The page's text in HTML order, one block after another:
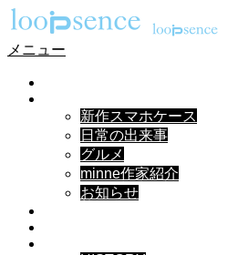
メニュー
新作スマホケース
日常の出来事
グルメ
minne作家紹介
お知らせ